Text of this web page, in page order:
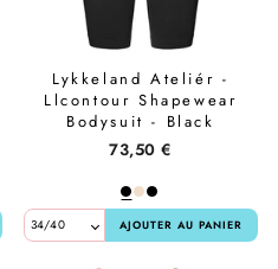
Lykkeland Ateliér -
Llcontour Shapewear
Bodysuit - Black
73,50 €
AJOUTER AU PANIER